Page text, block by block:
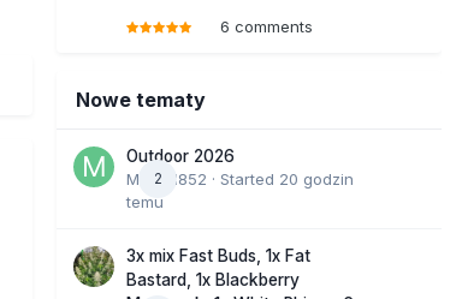
6 comments
Nowe tematy
2
Outdoor 2026
Marcel852 · Started 20 godzin
temu
3x mix Fast Buds, 1x Fat
Bastard, 1x Blackberry